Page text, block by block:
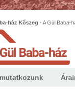
ház Kőszeg - A Gül Baba-
berendezett, 2 szoba hallos